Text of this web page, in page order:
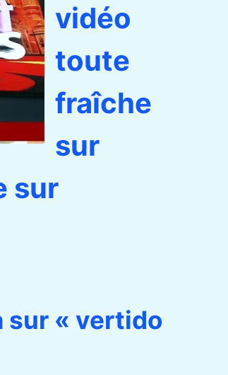
vidéo
toute
fraîche
sur
sur
sur « vertido